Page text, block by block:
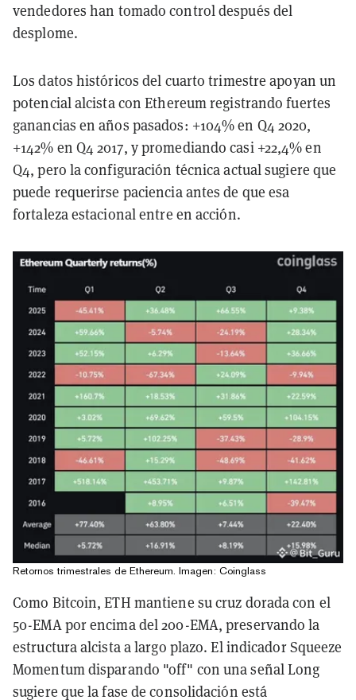
vendedores han tomado control después del
desplome.
Los datos históricos del cuarto trimestre apoyan un
potencial alcista con Ethereum registrando fuertes
ganancias en años pasados: +104% en Q4 2020,
+142% en Q4 2017, y promediando casi +22,4% en
Q4, pero la configuración técnica actual sugiere que
puede requerirse paciencia antes de que esa
fortaleza estacional entre en acción.
Retornos trimestrales de Ethereum. Imagen: Coinglass
Como Bitcoin, ETH mantiene su cruz dorada con el
50-EMA por encima del 200-EMA, preservando la
estructura alcista a largo plazo. El indicador Squeeze
Momentum disparando "off" con una señal Long
sugiere que la fase de consolidación está